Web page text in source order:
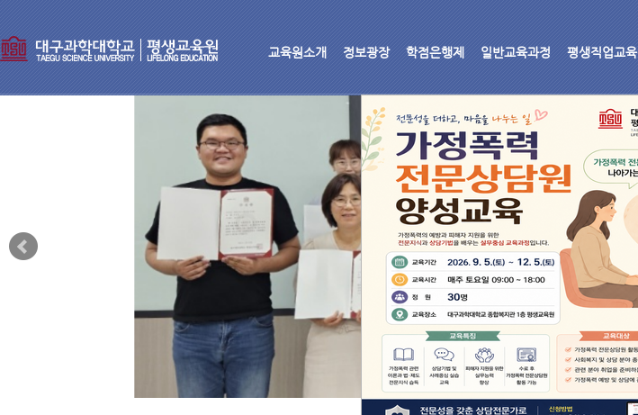
교육원소개 정보광장 학점은행제 일반교육과정 평생직업교육